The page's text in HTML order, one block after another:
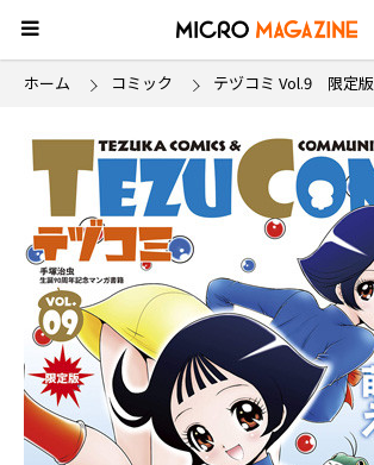
ホーム コミック テヅコミ Vol.9 限定版